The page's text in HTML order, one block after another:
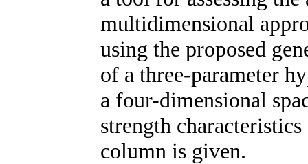
multidimensional
using the proposed
of a three-parameter
a four-dimensional
strength
column is given.